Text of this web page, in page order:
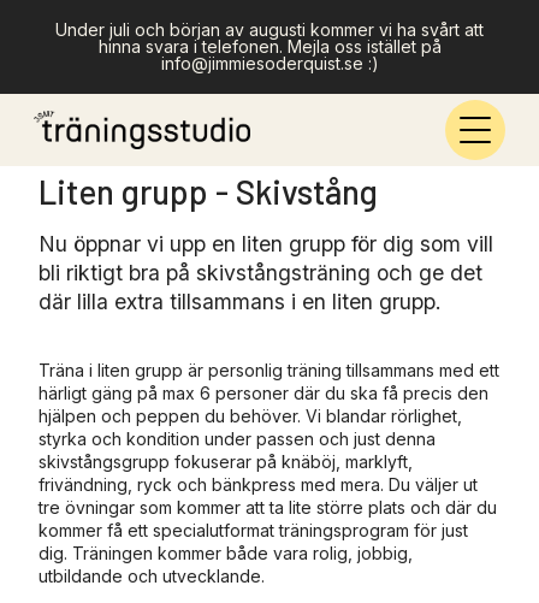
Liten grupp - Skivstång
Nu öppnar vi upp en liten grupp för dig som vill
bli riktigt bra på skivstångsträning och ge det
där lilla extra tillsammans i en liten grupp.
Träna i liten grupp är personlig träning tillsammans med ett
härligt gäng på max 6 personer där du ska få precis den
hjälpen och peppen du behöver. Vi blandar rörlighet,
styrka och kondition under passen och just denna
skivstångsgrupp fokuserar på knäböj, marklyft,
frivändning, ryck och bänkpress med mera. Du väljer ut
tre övningar som kommer att ta lite större plats och där du
kommer få ett specialutformat träningsprogram för just
dig. Träningen kommer både vara rolig, jobbig,
utbildande och utvecklande.
Under juli och början av augusti kommer vi ha svårt att
hinna svara i telefonen. Mejla oss istället på
info@jimmiesoderquist.se :)